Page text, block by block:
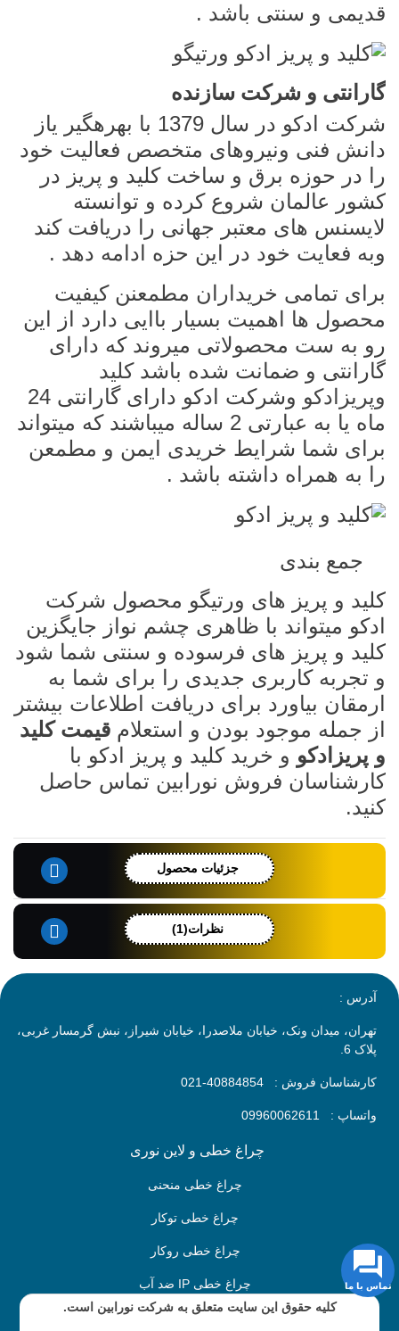
قدیمی و سنتی باشد .
گارانتی و شرکت سازنده
شرکت ادکو در سال 1379 با بهرهگیر یاز
دانش فنی ونیروهای متخصص فعالیت خود
را در حوزه برق و ساخت کلید و پریز در
کشور عالمان شروع کرده و توانسته
لایسنس های معتبر جهانی را دریافت کند
وبه فعایت خود در این حزه ادامه دهد .
برای تمامی خریداران مطمعنن کیفیت
محصول ها اهمیت بسیار باایی دارد از این
رو به ست محصولاتی میروند که دارای
گارانتی و ضمانت شده باشدکلید
وپریزادکو
وشرکت ادکو دارای گارانتی 24
ماه یا به عبارتی 2 ساله میباشند که میتواند
برای شما شرایط خریدی ایمن و مطمعن
را به همراه داشته باشد .
جمع بندی
کلید و پریز های ورتیگو محصول شرکت
ادکو میتواند با ظاهری چشم نواز جایگزین
کلید و پریز های فرسوده و سنتی شما شود
و تجربه کاربری جدیدی را برای شما به
ارمقان بیاورد برای دریافت اطلاعات بیشتر
از جمله موجود بودن و استعلام قیمت کلید
و پریزادکو و خرید کلید و پریز ادکو با
کارشناسان فروش نورابین تماس حاصل
کنید.
جزئیات محصول
نظرات(1)
آدرس :
تهران، میدان ونک، خیابان ملاصدرا، خیابان شیراز، نبش گرمسار غربی،
پلاک 6.
کارشناسان فروش : 40884854-021
واتساپ : 09960062611
چراغ خطی و لاین نوری
چراغ خطی منحنی
چراغ خطی توکار
چراغ خطی روکار
چراغ خطی IP ضد آب
کلیه حقوق این سایت متعلق به شرکت نورابین است.
تماس با ما